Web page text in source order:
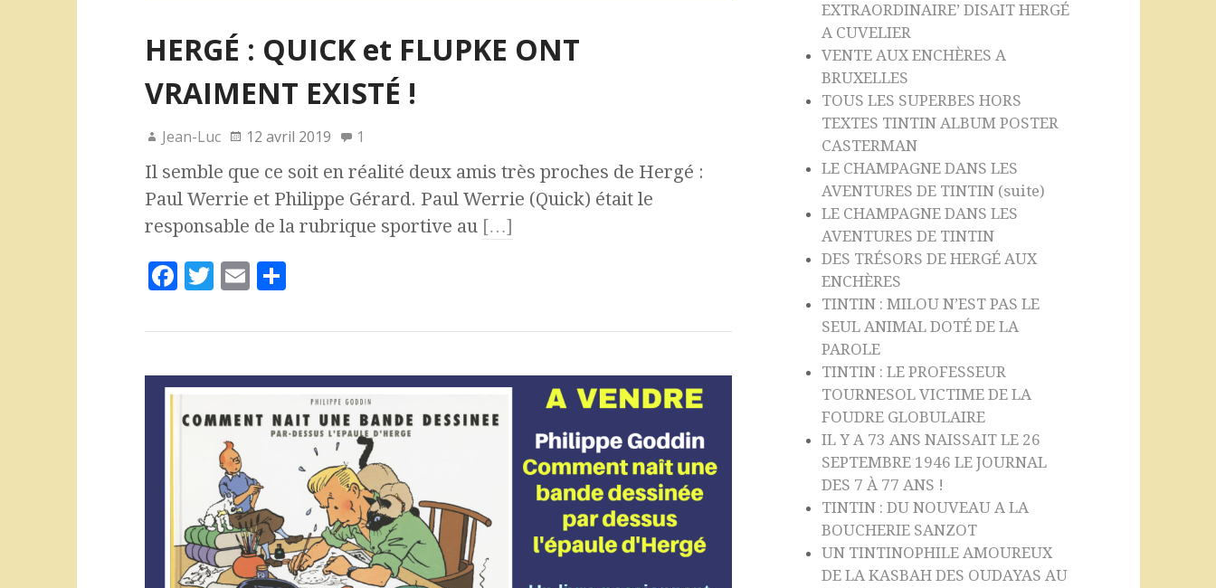
HERGÉ : QUICK et FLUPKE ONT
VRAIMENT EXISTÉ !
Jean-Luc 12 avril 2019 1
Il semble que ce soit en réalité deux amis très proches de Hergé :
Paul Werrie et Philippe Gérard. Paul Werrie (Quick) était le
responsable de la rubrique sportive au […]
F
c
b
o
T
it
r
E
ai
P
rt
g
e
EXTRAORDINAIRE’ DISAIT HERGÉ
A CUVELIER
VENTE AUX ENCHÈRES A
BRUXELLES
TOUS LES SUPERBES HORS
TEXTES TINTIN ALBUM POSTER
CASTERMAN
LE CHAMPAGNE DANS LES
AVENTURES DE TINTIN (suite)
LE CHAMPAGNE DANS LES
AVENTURES DE TINTIN
DES TRÉSORS DE HERGÉ AUX
ENCHÈRES
TINTIN : MILOU N’EST PAS LE
SEUL ANIMAL DOTÉ DE LA
PAROLE
TINTIN : LE PROFESSEUR
TOURNESOL VICTIME DE LA
FOUDRE GLOBULAIRE
IL Y A 73 ANS NAISSAIT LE 26
SEPTEMBRE 1946 LE JOURNAL
DES 7 À 77 ANS !
TINTIN : DU NOUVEAU A LA
BOUCHERIE SANZOT
UN TINTINOPHILE AMOUREUX
DE LA KASBAH DES OUDAYAS AU